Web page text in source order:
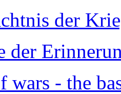
der
der
wars - the